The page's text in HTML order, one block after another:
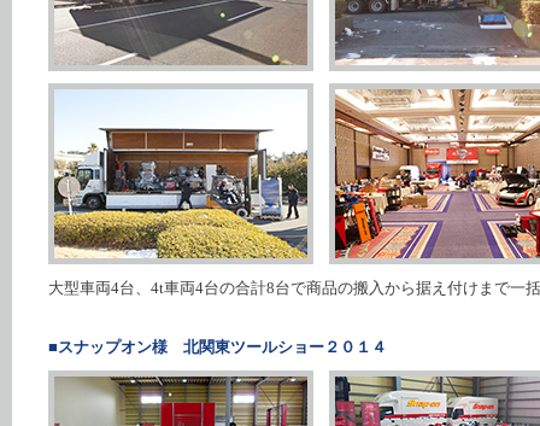
大型車両4台、4t車両4台の合計8台で商品の搬入から据え付けまで一
■スナップオン様 北関東ツールショー２０１４